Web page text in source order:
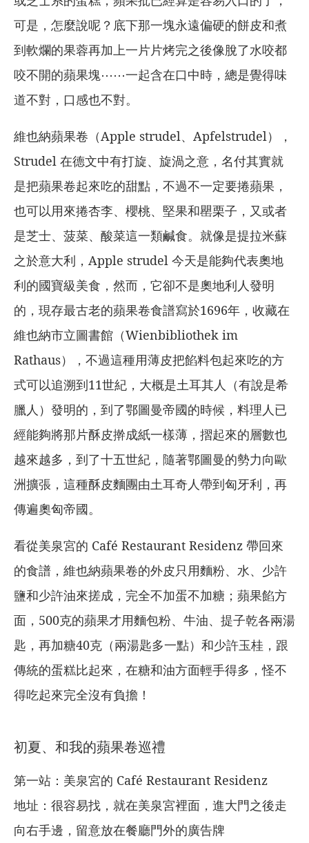
可是，怎麼說呢？底下那一塊永遠偏硬的餅皮和煮
到軟爛的果蓉再加上一片片烤完之後像脫了水咬都
咬不開的蘋果塊⋯⋯一起含在口中時，總是覺得味
道不對，口感也不對。
維也納蘋果卷（Apple strudel、Apfelstrudel），
Strudel 在德文中有打旋、旋渦之意，名付其實就
是把蘋果卷起來吃的甜點，不過不一定要捲蘋果，
也可以用來捲杏李、櫻桃、堅果和罌栗子，又或者
是芝士、菠菜、酸菜這一類鹹食。就像是提拉米蘇
之於意大利，Apple strudel 今天是能夠代表奧地
利的國寶級美食，然而，它卻不是奧地利人發明
的，現存最古老的蘋果卷食譜寫於1696年，收藏在
維也納市立圖書館（Wienbibliothek im
Rathaus），不過這種用薄皮把餡料包起來吃的方
式可以追溯到11世紀，大概是土耳其人（有說是希
臘人）發明的，到了鄂圖曼帝國的時候，料理人已
經能夠將那片酥皮擀成紙一樣薄，摺起來的層數也
越來越多，到了十五世紀，隨著鄂圖曼的勢力向歐
洲擴張，這種酥皮麵團由土耳奇人帶到匈牙利，再
傳遍奧匈帝國。
看從美泉宮的 Café Restaurant Residenz 帶回來
的食譜，維也納蘋果卷的外皮只用麵粉、水、少許
鹽和少許油來搓成，完全不加蛋不加糖；蘋果餡方
面，500克的蘋果才用麵包粉、牛油、提子乾各兩湯
匙，再加糖40克（兩湯匙多一點）和少許玉桂，跟
傳統的蛋糕比起來，在糖和油方面輕手得多，怪不
得吃起來完全沒有負擔！
初夏、和我的蘋果卷巡禮
第一站：美泉宮的 Café Restaurant Residenz
地址：很容易找，就在美泉宮裡面，進大門之後走
向右手邊，留意放在餐廳門外的廣告牌